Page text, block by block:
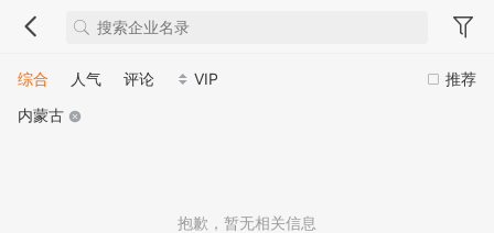
推荐
综合 人气 评论
VIP
内蒙古
抱歉，暂无相关信息